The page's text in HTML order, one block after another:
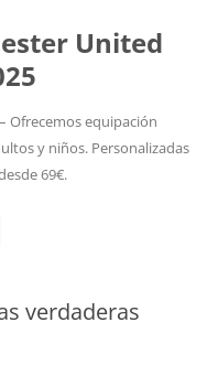
United
Ofrecemos equipación
y niños. Personalizadas
69€.
verdaderas